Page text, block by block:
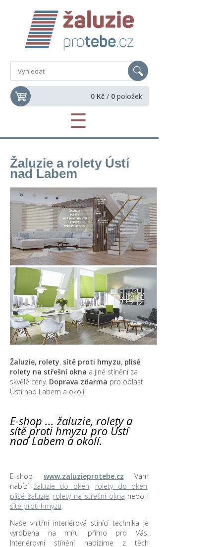
0 Kč / 0 položek
☰
Žaluzie a rolety Ústí
nad Labem
Žaluzie, rolety, sítě proti hmyzu, plisé,
rolety na střešní okna a jiné stínění za
skvělé ceny. Doprava zdarma pro oblast
Ústí nad Labem a okolí.
E-shop ... žaluzie, rolety a
sítě proti hmyzu pro Ústí
nad Labem a okolí.
E-shop www.zaluzieprotebe.cz Vám
nabízí žaluzie do oken, rolety do oken,
plisé žaluzie, rolety na střešní okna nebo i
sítě proti hmyzu.
Naše vnitřní interiérová stínící technika je
vyrobena na míru přímo pro Vás.
Interiérovní stínění nabízíme z těch